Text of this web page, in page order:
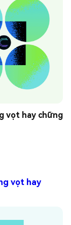
vọt hay chững
vọt hay